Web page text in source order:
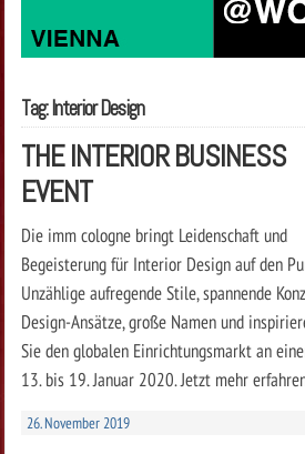
Tag: Interior Design
THE INTERIOR BUSINESS
EVENT
Die imm cologne bringt Leidenschaft und
Begeisterung für Interior Design auf den
Unzählige aufregende Stile, spannende
Design-Ansätze, große Namen und
Sie den globalen Einrichtungsmarkt an
13. bis 19. Januar 2020. Jetzt mehr
26. November 2019